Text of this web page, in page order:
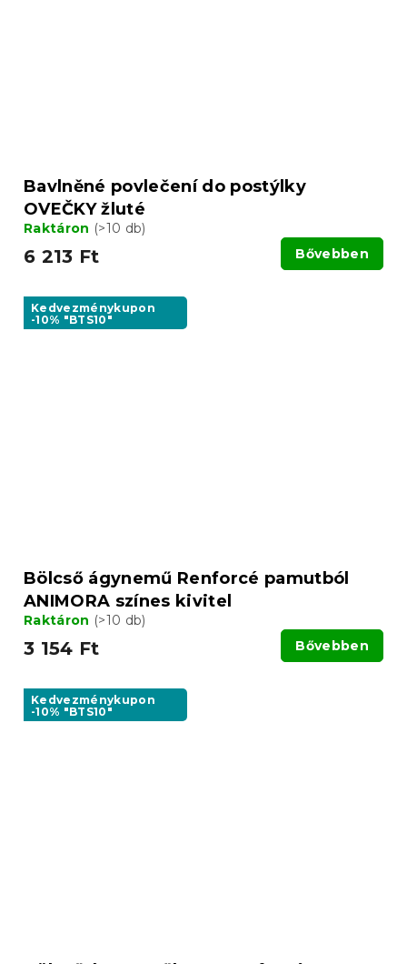
Bavlněné povlečení do postýlky
OVEČKY žluté
Raktáron (>10 db)
6 213 Ft Bővebben
Kedvezménykupon
-10% "BTS10"
Bölcső ágynemű Renforcé pamutból
ANIMORA színes kivitel
Raktáron (>10 db)
3 154 Ft Bővebben
Kedvezménykupon
-10% "BTS10"